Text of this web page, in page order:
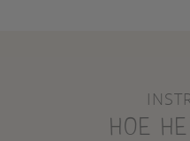
Hoe